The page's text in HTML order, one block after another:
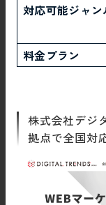
対応可能ジャン
料金プラン
株式会社デジ
拠点で全国対